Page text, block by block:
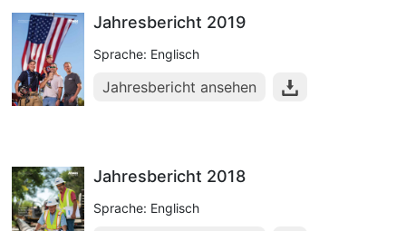
Jahresbericht 2019
Sprache: Englisch
Jahresbericht ansehen
Jahresbericht 2018
Sprache: Englisch